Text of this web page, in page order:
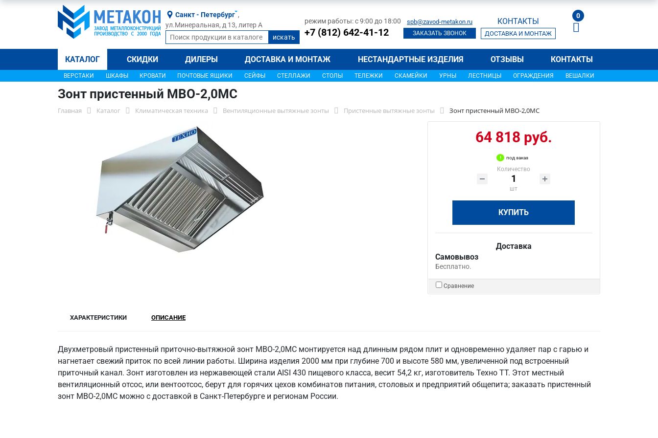
Санкт - Петербург ,
ул.Минеральная, д 13, литер А
режим работы: с 9:00 до 18:00
+7 (812) 642-41-12
spb@zavod-metakon.ru
ЗАКАЗАТЬ ЗВОНОК
КОНТАКТЫ
ДОСТАВКА И МОНТАЖ
0
КАТАЛОГ СКИДКИ ДИЛЕРЫ ДОСТАВКА И МОНТАЖ НЕСТАНДАРТНЫЕ ИЗДЕЛИЯ ОТЗЫВЫ КОНТАКТЫ
ВЕРСТАКИ ШКАФЫ КРОВАТИ ПОЧТОВЫЕ ЯЩИКИ СЕЙФЫ СТЕЛЛАЖИ СТОЛЫ ТЕЛЕЖКИ СКАМЕЙКИ УРНЫ ЛЕСТНИЦЫ ОГРАЖДЕНИЯ ВЕШАЛКИ
Зонт пристенный МВО-2,0МС
Главная Каталог Климатическая техника Вентиляционные вытяжные зонты Пристенные вытяжные зонты Зонт пристенный МВО-2,0МС
64 818 руб.
под заказ
Количество
шт
КУПИТЬ
Доставка
Самовывоз
Бесплатно.
Сравнение
ХАРАКТЕРИСТИКИ ОПИСАНИЕ
Двухметровый пристенный приточно-вытяжной зонт МВО-2,0МС монтируется над длинным рядом плит и одновременно удаляет пар с гарью и
нагнетает свежий приток по всей линии работы. Ширина изделия 2000 мм при глубине 700 и высоте 580 мм, увеличенной под встроенный
приточный канал. Зонт изготовлен из нержавеющей стали AISI 430 пищевого класса, весит 54,2 кг, изготовитель Техно ТТ. Этот местный
вентиляционный отсос, или вентоотсос, берут для горячих цехов комбинатов питания, столовых и предприятий общепита; заказать пристенный
зонт МВО-2,0МС можно с доставкой в Санкт‑Петербурге и регионам России.